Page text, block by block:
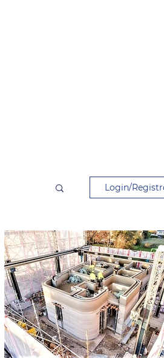
Login/